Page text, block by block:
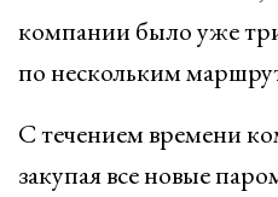
компании было уже
по нескольким
С течением времени
закупая все новые